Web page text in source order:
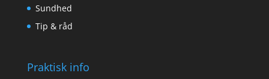
Sundhed
Tip & råd
Praktisk info